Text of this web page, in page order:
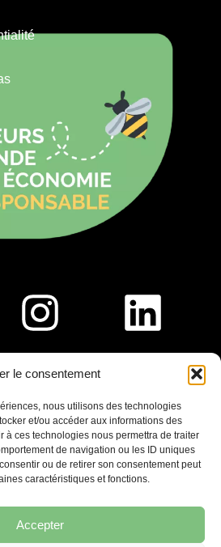
le consentement
nous utilisons des technologies
et/ou accéder aux informations des
à ces technologies nous permettra de traiter
de navigation ou les ID uniques
ou de retirer son consentement peut
caractéristiques et fonctions.
Accepter
A